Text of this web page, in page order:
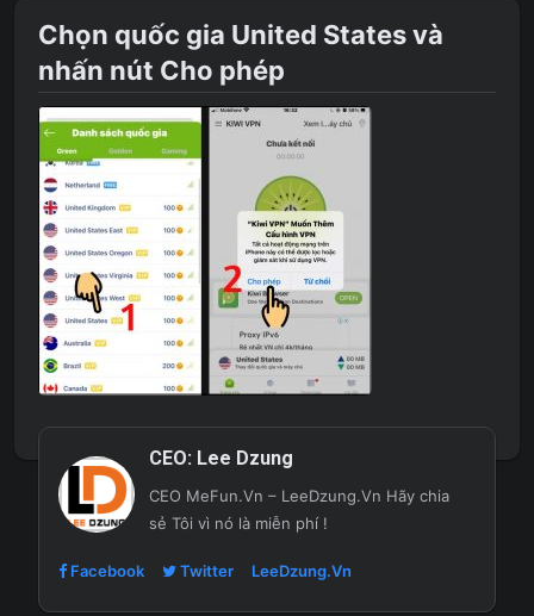
Chọn quốc gia United States và
nhấn nút Cho phép
CEO: Lee Dzung
CEO MeFun.Vn – LeeDzung.Vn Hãy chia
sẻ Tôi vì nó là miễn phí !
Facebook Twitter LeeDzung.Vn